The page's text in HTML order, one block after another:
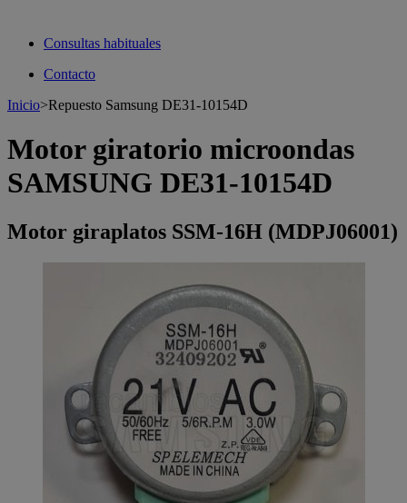
Consultas habituales
Contacto
Inicio>Repuesto Samsung DE31-10154D
Motor giratorio microondas
SAMSUNG DE31-10154D
Motor giraplatos SSM-16H (MDPJ06001)